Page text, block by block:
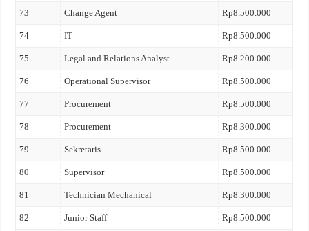
73 Change Agent Rp8.500.000
74 IT Rp8.500.000
75 Legal and Relations Analyst Rp8.200.000
76 Operational Supervisor Rp8.500.000
77 Procurement Rp8.500.000
78 Procurement Rp8.300.000
79 Sekretaris Rp8.500.000
80 Supervisor Rp8.500.000
81 Technician Mechanical Rp8.300.000
82 Junior Staff Rp8.500.000